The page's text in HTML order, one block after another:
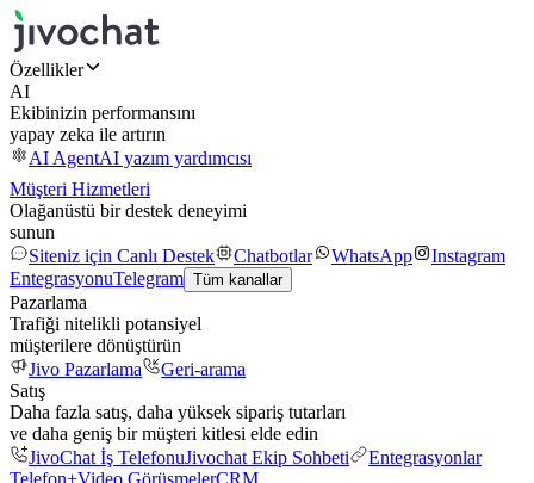
Özellikler
AI
Ekibinizin performansını
yapay zeka ile artırın
AI AgentAI yazım yardımcısı
Müşteri Hizmetleri
Olağanüstü bir destek deneyimi
sunun
Siteniz için Canlı Destek
Chatbotlar WhatsApp
Instagram
EntegrasyonuTelegram Tüm kanallar
Pazarlama
Trafiği nitelikli potansiyel
müşterilere dönüştürün
Jivo Pazarlama
Geri-arama
Satış
Daha fazla satış, daha yüksek sipariş tutarları
ve daha geniş bir müşteri kitlesi elde edin
JivoChat İş TelefonuJivochat Ekip Sohbeti
Entegrasyonlar
Telefon+Video GörüşmelerCRM